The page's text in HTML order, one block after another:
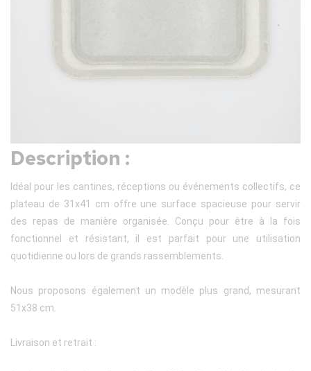
Description :
Idéal pour les cantines, réceptions ou événements collectifs, ce
plateau de 31x41 cm offre une surface spacieuse pour servir
des repas de manière organisée. Conçu pour être à la fois
fonctionnel et résistant, il est parfait pour une utilisation
quotidienne ou lors de grands rassemblements.
Nous proposons également un modèle plus grand, mesurant
51x38 cm.
Livraison et retrait :